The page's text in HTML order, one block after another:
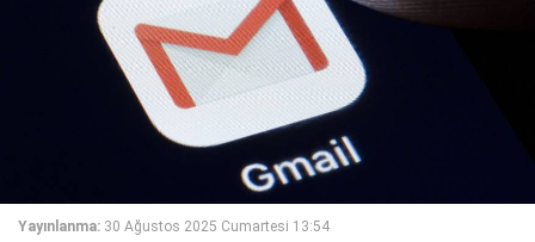
Yayınlanma: 30 Ağustos 2025 Cumartesi 13:54